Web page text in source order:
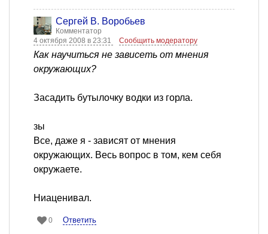
Сергей В. Воробьев
Комментатор
4 октября 2008 в 23:31
Сообщить модератору
Как научиться не зависеть от мнения
окружающих?
Засадить бутылочку водки из горла.
зы
Все, даже я - зависят от мнения
окружающих. Весь вопрос в том, кем себя
окружаете.
Ниаценивал.
0 Ответить